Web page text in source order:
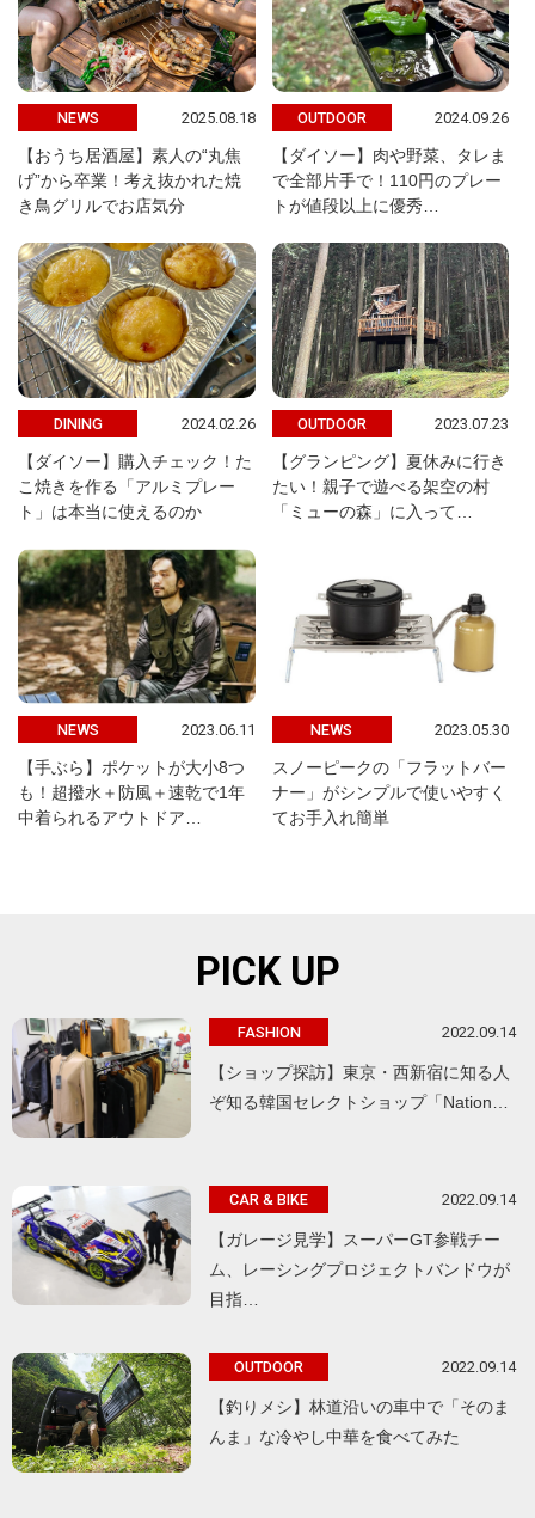
NEWS 2025.08.18
【おうち居酒屋】素人の“丸焦
げ”から卒業！考え抜かれた焼
き鳥グリルでお店気分
OUTDOOR 2024.09.26
【ダイソー】肉や野菜、タレま
で全部片手で！110円のプレー
トが値段以上に優秀…
DINING 2024.02.26
【ダイソー】購入チェック！た
こ焼きを作る「アルミプレー
ト」は本当に使えるのか
OUTDOOR 2023.07.23
【グランピング】夏休みに行き
たい！親子で遊べる架空の村
「ミューの森」に入って…
NEWS 2023.06.11
【手ぶら】ポケットが大小8つ
も！超撥水＋防風＋速乾で1年
中着られるアウトドア…
NEWS 2023.05.30
スノーピークの「フラットバー
ナー」がシンプルで使いやすく
てお手入れ簡単
PICK UP
FASHION 2022.09.14
【ショップ探訪】東京・西新宿に知る人
ぞ知る韓国セレクトショップ「Nation…
CAR & BIKE 2022.09.14
【ガレージ見学】スーパーGT参戦チー
ム、レーシングプロジェクトバンドウが
目指…
OUTDOOR 2022.09.14
【釣りメシ】林道沿いの車中で「そのま
んま」な冷やし中華を食べてみた